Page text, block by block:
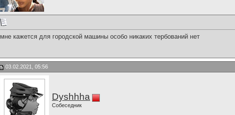
мне кажется для городской машины особо никаких тербований нет
03.02.2021, 05:56
Dyshhha
Собеседник